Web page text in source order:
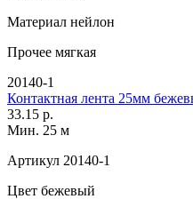
Материал нейлон
Прочее мягкая
20140-1
Контактная лента 25мм
33.15 р.
Мин. 25 м
Артикул 20140-1
Цвет бежевый